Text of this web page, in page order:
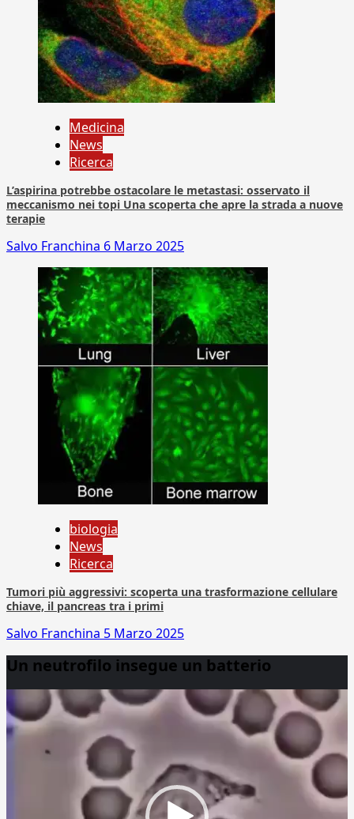
Medicina
News
Ricerca
L’aspirina potrebbe ostacolare le metastasi: osservato il
meccanismo nei topi Una scoperta che apre la strada a nuove
terapie
Salvo Franchina 6 Marzo 2025
biologia
News
Ricerca
Tumori più aggressivi: scoperta una trasformazione cellulare
chiave, il pancreas tra i primi
Salvo Franchina 5 Marzo 2025
Un neutrofilo insegue un batterio
Player